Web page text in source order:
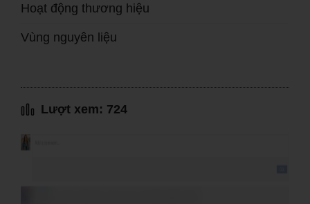
Hoạt động thương hiệu
Vùng nguyên liệu
Lượt xem: 724